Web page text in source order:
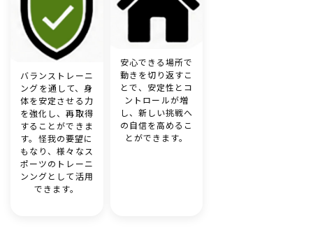
バランストレーニ
ングを通して、身
体を安定させる力
を強化し、再取得
することができま
す。怪我の要望に
もなり、様々なス
ポーツのトレーニ
ンングとして活用
できます。
安心できる場所で
動きを切り返すこ
とで、安定性とコ
ントロールが増
し、新しい挑戦へ
の自信を高めるこ
とができます。